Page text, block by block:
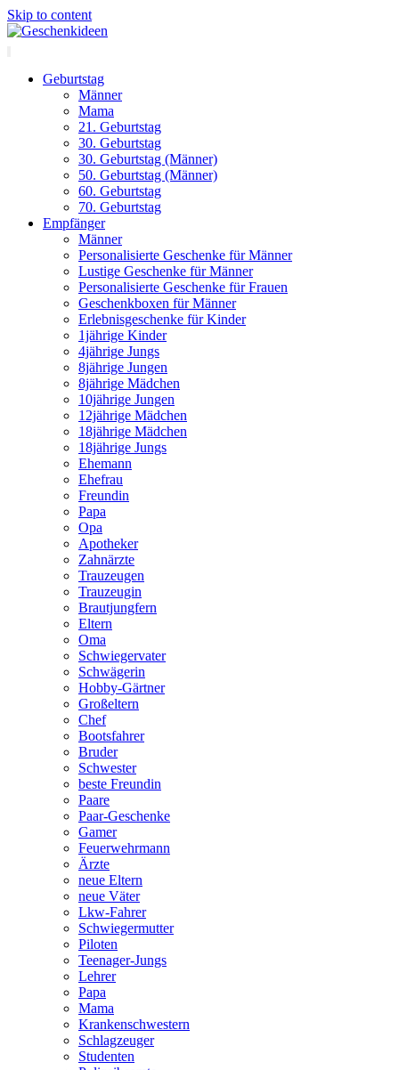
Skip to content
Geburtstag
Männer
Mama
21. Geburtstag
30. Geburtstag
30. Geburtstag (Männer)
50. Geburtstag (Männer)
60. Geburtstag
70. Geburtstag
Empfänger
Männer
Personalisierte Geschenke für Männer
Lustige Geschenke für Männer
Personalisierte Geschenke für Frauen
Geschenkboxen für Männer
Erlebnisgeschenke für Kinder
1jährige Kinder
4jährige Jungs
8jährige Jungen
8jährige Mädchen
10jährige Jungen
12jährige Mädchen
18jährige Mädchen
18jährige Jungs
Ehemann
Ehefrau
Freundin
Papa
Opa
Apotheker
Zahnärzte
Trauzeugen
Trauzeugin
Brautjungfern
Eltern
Oma
Schwiegervater
Schwägerin
Hobby-Gärtner
Großeltern
Chef
Bootsfahrer
Bruder
Schwester
beste Freundin
Paare
Paar-Geschenke
Gamer
Feuerwehrmann
Ärzte
neue Eltern
neue Väter
Lkw-Fahrer
Schwiegermutter
Piloten
Teenager-Jungs
Lehrer
Papa
Mama
Krankenschwestern
Schlagzeuger
Studenten